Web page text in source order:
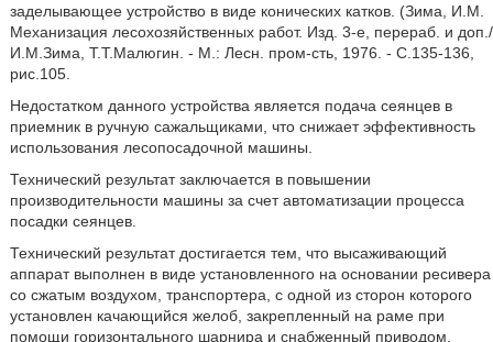
заделывающее устройство в виде конических катков. (Зима, И.М.
Механизация лесохозяйственных работ. Изд. 3-е, перераб. и доп./
И.М.Зима, Т.Т.Малюгин. - М.: Лесн. пром-сть, 1976. - С.135-136,
рис.105.
Недостатком данного устройства является подача сеянцев в
приемник в ручную сажальщиками, что снижает эффективность
использования лесопосадочной машины.
Технический результат заключается в повышении
производительности машины за счет автоматизации процесса
посадки сеянцев.
Технический результат достигается тем, что высаживающий
аппарат выполнен в виде установленного на основании ресивера
со сжатым воздухом, транспортера, с одной из сторон которого
установлен качающийся желоб, закрепленный на раме при
помощи горизонтального шарнира и снабженный приводом,